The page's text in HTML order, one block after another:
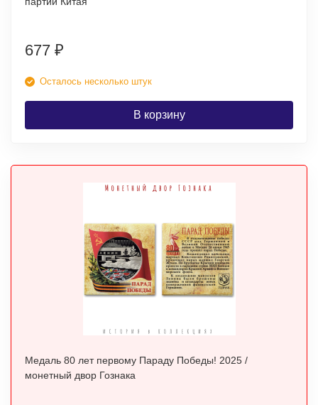
677 ₽
Осталось несколько штук
В корзину
Медаль 80 лет первому Параду Победы! 2025 /
монетный двор Гознака